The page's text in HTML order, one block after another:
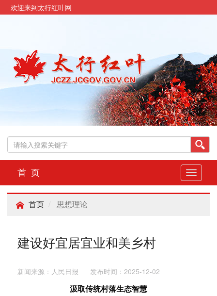
欢迎来到太行红叶网
切
换
导
首 页
首页 思想理论
建设好宜居宜业和美乡村
新闻来源：人民日报 发布时间：2025-12-02
汲取传统村落生态智慧